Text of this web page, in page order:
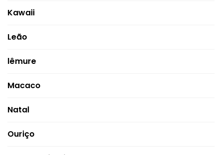
Kawaii
Leão
lêmure
Macaco
Natal
Ouriço